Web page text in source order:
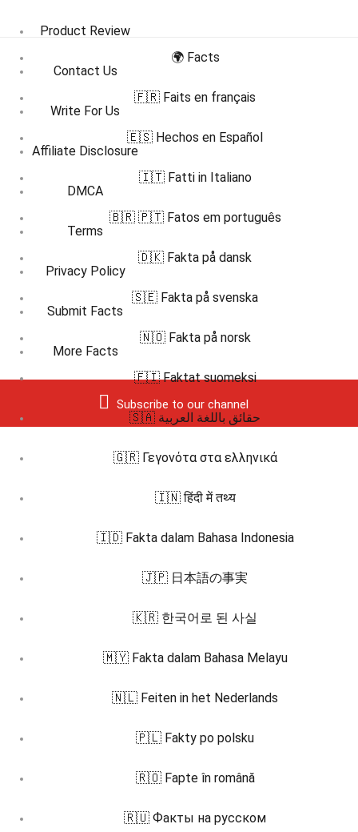
Product Review
Contact Us
Write For Us
Affiliate Disclosure
DMCA
Terms
Privacy Policy
Submit Facts
More Facts
Subscribe to our channel
🌍 Facts
🇫🇷 Faits en français
🇪🇸 Hechos en Español
🇮🇹 Fatti in Italiano
🇧🇷 🇵🇹 Fatos em português
🇩🇰 Fakta på dansk
🇸🇪 Fakta på svenska
🇳🇴 Fakta på norsk
🇫🇮 Faktat suomeksi
🇸🇦 حقائق باللغة العربية
🇬🇷 Γεγονότα στα ελληνικά
🇮🇳 हिंदी में तथ्य
🇮🇩 Fakta dalam Bahasa Indonesia
🇯🇵 日本語の事実
🇰🇷 한국어로 된 사실
🇲🇾 Fakta dalam Bahasa Melayu
🇳🇱 Feiten in het Nederlands
🇵🇱 Fakty po polsku
🇷🇴 Fapte în română
🇷🇺 Факты на русском